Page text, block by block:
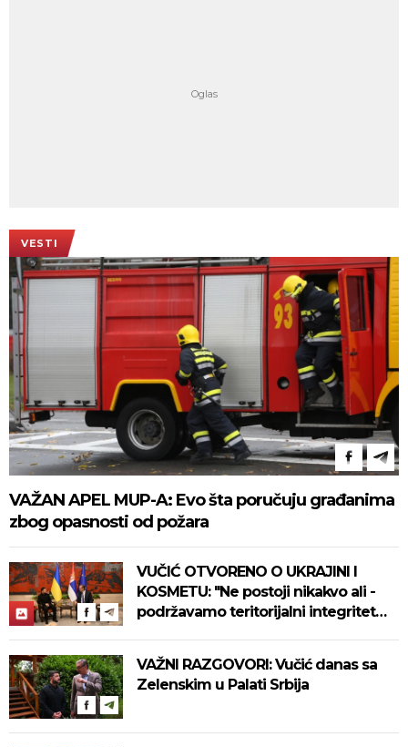
VESTI
VAŽAN APEL MUP-A: Evo šta poručuju građanima
zbog opasnosti od požara
VUČIĆ OTVORENO O UKRAJINI I
KOSMETU: "Ne postoji nikakvo ali -
podržavamo teritorijalni integritet
VAŽNI RAZGOVORI: Vučić danas sa
Zelenskim u Palati Srbija